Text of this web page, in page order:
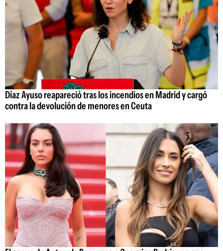
Díaz Ayuso reapareció tras los incendios en Madrid y cargó
contra la devolución de menores en Ceuta